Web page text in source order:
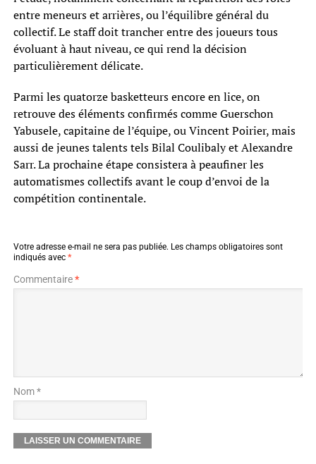
entre meneurs et arrières, ou l’équilibre général du
collectif. Le staff doit trancher entre des joueurs tous
évoluant à haut niveau, ce qui rend la décision
particulièrement délicate.
Parmi les quatorze basketteurs encore en lice, on
retrouve des éléments confirmés comme Guerschon
Yabusele, capitaine de l’équipe, ou Vincent Poirier, mais
aussi de jeunes talents tels Bilal Coulibaly et Alexandre
Sarr. La prochaine étape consistera à peaufiner les
automatismes collectifs avant le coup d’envoi de la
compétition continentale.
Votre adresse e-mail ne sera pas publiée. Les champs obligatoires sont
indiqués avec *
Commentaire*
Nom *